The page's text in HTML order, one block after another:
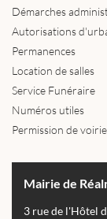
Démarches
Autorisations
Permanences
Location de salles
Service Funéraire
Numéros utiles
Permission de
Mairie de
3 rue de l'Hôtel